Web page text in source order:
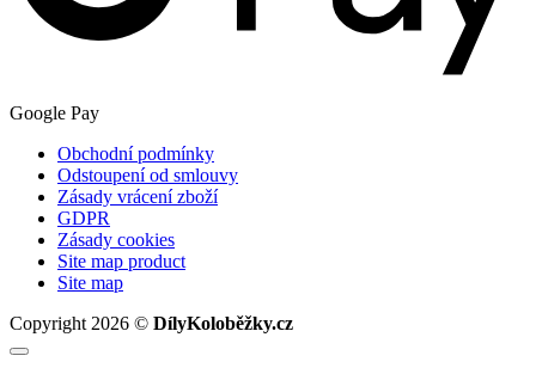
Google Pay
Obchodní podmínky
Odstoupení od smlouvy
Zásady vrácení zboží
GDPR
Zásady cookies
Site map product
Site map
Copyright 2026 © DílyKoloběžky.cz